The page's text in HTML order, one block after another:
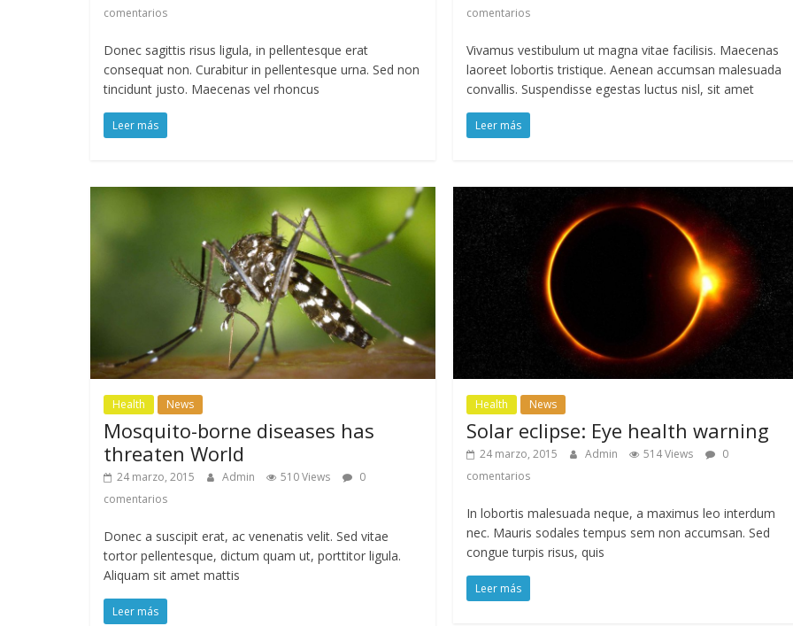
comentarios
Donec sagittis risus ligula, in pellentesque erat
consequat non. Curabitur in pellentesque urna. Sed non
tincidunt justo. Maecenas vel rhoncus
Leer más
comentarios
Vivamus vestibulum ut magna vitae facilisis. Maecenas
laoreet lobortis tristique. Aenean accumsan malesuada
convallis. Suspendisse egestas luctus nisl, sit amet
Leer más
Health News
Mosquito-borne diseases has
threaten World
24 marzo, 2015 Admin 510 Views
0
comentarios
Donec a suscipit erat, ac venenatis velit. Sed vitae
tortor pellentesque, dictum quam ut, porttitor ligula.
Aliquam sit amet mattis
Leer más
Health News
Solar eclipse: Eye health warning
24 marzo, 2015 Admin 514 Views
0
comentarios
In lobortis malesuada neque, a maximus leo interdum
nec. Mauris sodales tempus sem non accumsan. Sed
congue turpis risus, quis
Leer más